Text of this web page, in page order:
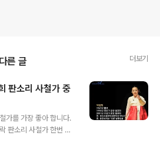
른 글 더보기
가를 가장 좋아 합니다.
판소리 사철가 한번 들